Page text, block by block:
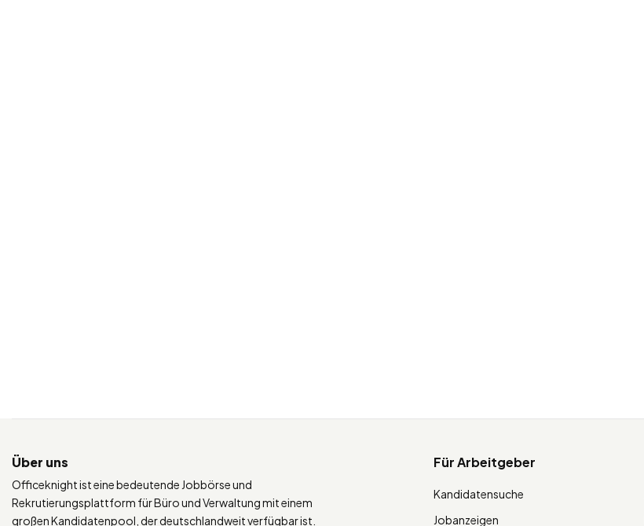
Über uns
Officeknight ist eine bedeutende Jobbörse und
Rekrutierungsplattform für Büro und Verwaltung mit einem
großen Kandidatenpool, der deutschlandweit verfügbar ist.
Für Arbeitgeber
Kandidatensuche
Jobanzeigen